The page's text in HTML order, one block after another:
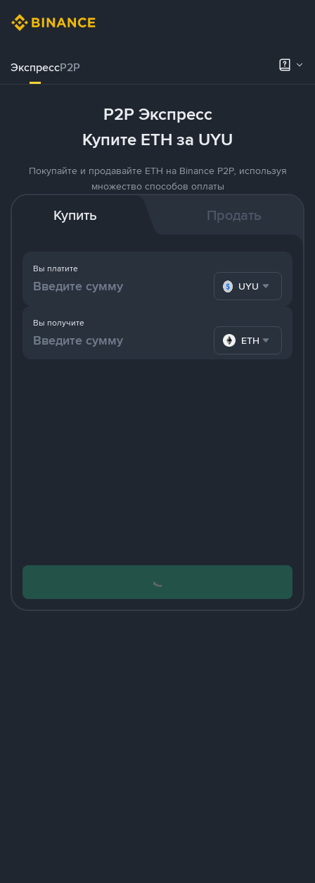
ЭкспрессP2P
P2P Экспресс
Купите ETH за UYU
Покупайте и продавайте ETH на Binance P2P, используя
множество способов оплаты
Купить Продать
Вы платите
UYU
Вы получите
ETH